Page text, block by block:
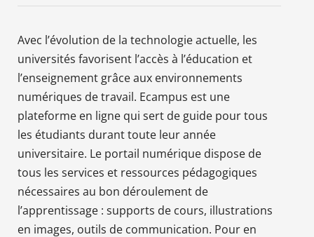
Avec l’évolution de la technologie actuelle, les
universités favorisent l’accès à l’éducation et
l’enseignement grâce aux environnements
numériques de travail. Ecampus est une
plateforme en ligne qui sert de guide pour tous
les étudiants durant toute leur année
universitaire. Le portail numérique dispose de
tous les services et ressources pédagogiques
nécessaires au bon déroulement de
l’apprentissage : supports de cours, illustrations
en images, outils de communication. Pour en